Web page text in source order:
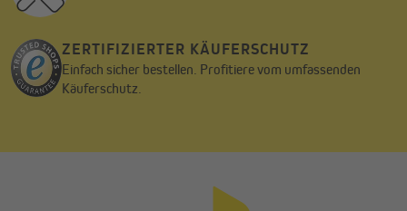
ZERTIFIZIERTER KÄUFERSCHUTZ
Einfach sicher bestellen. Profitiere vom umfassenden
Käuferschutz.